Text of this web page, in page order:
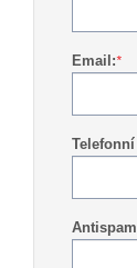
Email:*